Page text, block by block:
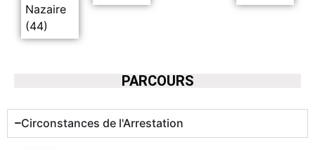
Nazaire
(44)
PARCOURS
Circonstances de l'Arrestation